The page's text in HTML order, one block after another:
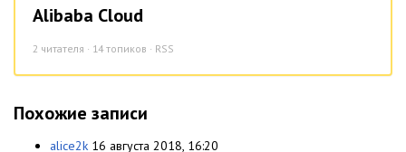
Alibaba Cloud
2 читателя · 14 топиков · RSS
Похожие записи
alice2k 16 августа 2018, 16:20